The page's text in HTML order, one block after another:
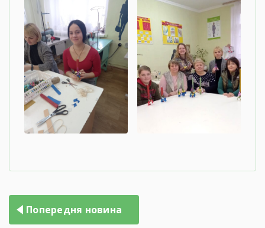
Попередня новина